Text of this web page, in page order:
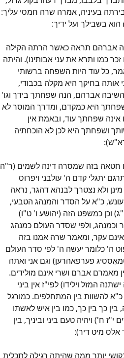
בעיניה, אמרה שרה חמסי עליך:
הוא בשבילך ועל ידיך:
אברהם תראה כאשר הרתה הקילה
כמו ותרא את עני אבותינו). והיתה
כל עוד היות השפחה ברשותי
אותה בחיקך היא מקלה בכבודי,
אברהם, הנה שפחתך בידך וגו'
שפחתך היא כמקדם, ומדרך המוסר לא
אינה שפחתך עוד, ובאמת אין
ושפחתך היא לכן לא הוכחתיה
חטאה בזה שמסרה דינה לשמים (ר"ה
יתגלי קדם ה' עולבני ויפרוס
ולא נצטרך לבנהא דהגר, נראה
כ"א על הסדר והמנהג הטבעי,
וכן כמשפט הזה (יהושע ו' ט"ו)
ולפי שסדר העולם כמנהג
עקר, ומאמר שרה אמנו בזה
ה' כלומר יעשה ה' לפי סדר העולם
פערפאהרען) וגם אני ואתה
מאמרם אברם ושרי אינם מולידים.
המזל וילידו) לפי"ז אין ביני
כ"א להשוות בין המתחלפים. כמורגל
בין כך בין כך, כמו בין איש לאשתו
ח') ויהיה טעם ביני וביניך, בין
אלס מיט דיר):
יותר ממה שהיתה רגילה לתכלית